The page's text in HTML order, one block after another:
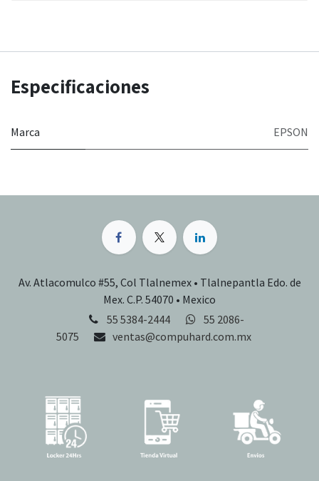
Especificaciones
Marca EPSON
Av. Atlacomulco #55, Col Tlalnemex • Tlalnepantla Edo. de
Mex. C.P. 54070 • Mexico
55 5384-2444
55 2086-
5075
ventas@compuhard.com.mx